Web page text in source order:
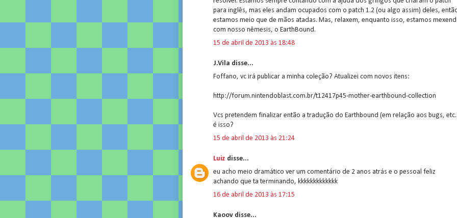
para inglês, mas eles andam ocupados com o patch 1.2 (ou algo assim) deles,
estamos meio que de mãos atadas. Mas, relaxem, enquanto isso, estamos
com nosso nêmesis, o EarthBound.
15 de abril de 2013 às 18:48
J.Vila disse...
Foffano, vc irá publicar a minha coleção? Atualizei com novos itens:
http://forum.nintendoblast.com.br/t12417p45-mother-earthbound-collection
Vcs pretendem finalizar então a tradução do Earthbound (em relação aos bugs,
é isso?
15 de abril de 2013 às 21:24
Luiz disse...
eu acho meio dramático ver um comentário de 2 anos atrás e o pessoal feliz
achando que ta terminando, kkkkkkkkkkkkk
16 de abril de 2013 às 17:15
Kaoov disse...